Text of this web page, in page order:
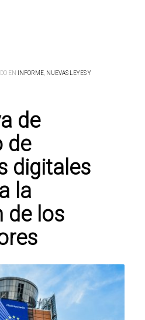
EN INFORME NUEVAS LEYES Y
de
de
digitales
la
de los